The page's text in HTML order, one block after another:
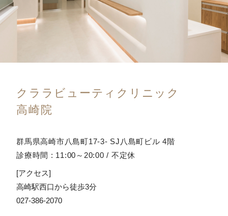
クララビューティクリニック
高崎院
群馬県高崎市八島町17-3- SJ八島町ビル 4階
診療時間 : 11:00～20:00 / 不定休
[アクセス]
高崎駅西口から徒歩3分
027-386-2070